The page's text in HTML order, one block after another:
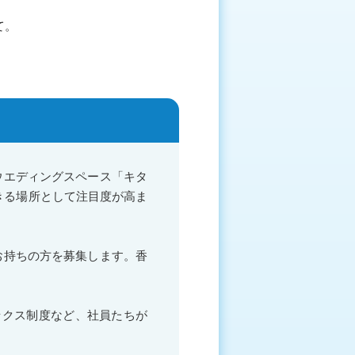
ディングスペース「キタ
場所として注目度が高ま
ちの方を募集します。香
ス制度など、社員たちが